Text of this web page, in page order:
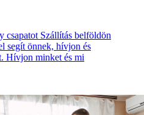
csapatot Szállítás belföldön
segít önnek, hívjon és
Hívjon minket és mi